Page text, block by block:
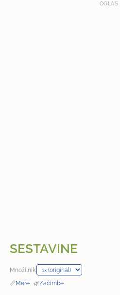
OGLAS
SESTAVINE
Množilnik:
📏Mere · 🌿Začimbe